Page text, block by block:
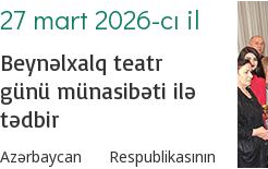
27 mart 2026-cı il
Beynəlxalq teatr
günü münasibəti ilə
tədbir
Azərbaycan Respublikasının